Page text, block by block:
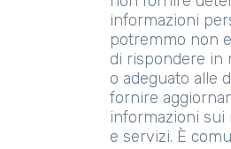
informazioni
potremmo non
di rispondere in
o adeguato alle
fornire
informazioni
e servizi. È